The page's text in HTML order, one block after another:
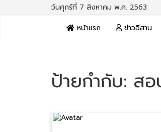
วันศุกร์ที่ 7 สิงหาคม พ.ศ. 2563
หน้าแรก
ข่าวอีสาน
ป้ายกำกับ: ส